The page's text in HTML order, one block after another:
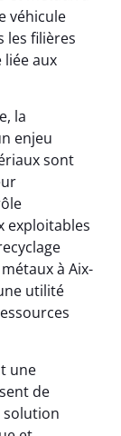
véhicule
les filières
aux
la
enjeu
sont
exploitables
à Aix-
utilité
une
de
solution